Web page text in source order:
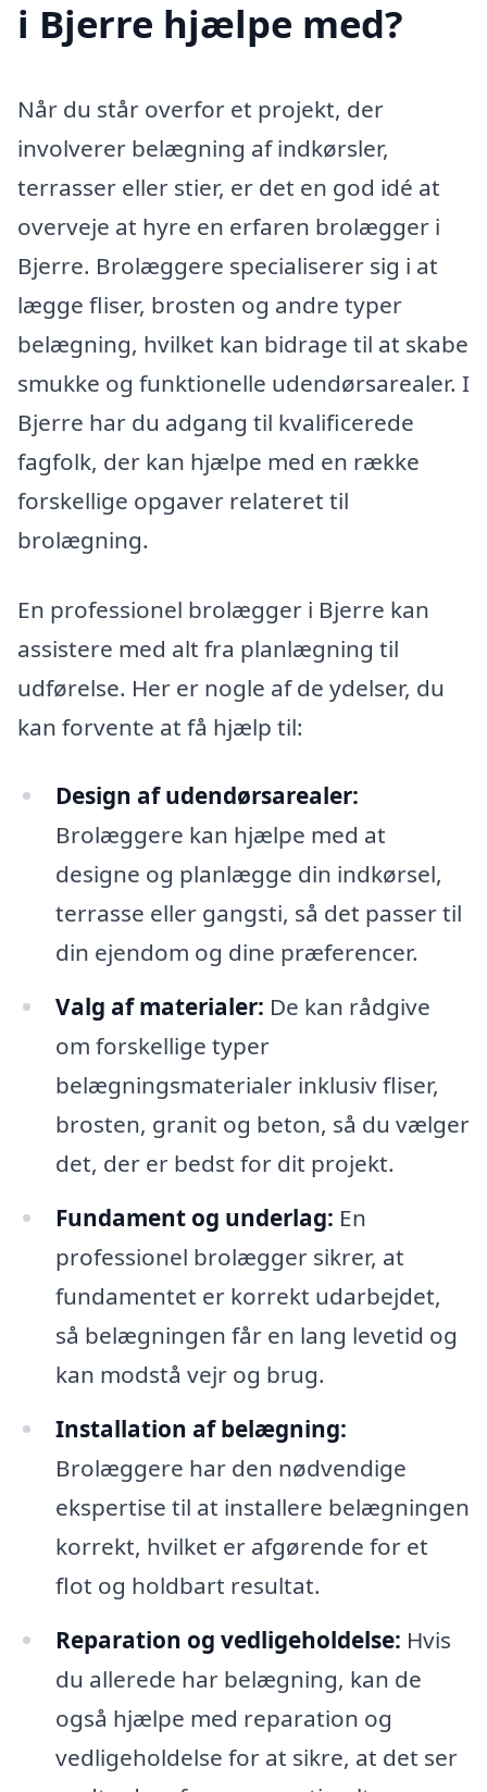
i Bjerre hjælpe med?
Når du står overfor et projekt, der
involverer belægning af indkørsler,
terrasser eller stier, er det en god idé at
overveje at hyre en erfaren brolægger i
Bjerre. Brolæggere specialiserer sig i at
lægge fliser, brosten og andre typer
belægning, hvilket kan bidrage til at skabe
smukke og funktionelle udendørsarealer. I
Bjerre har du adgang til kvalificerede
fagfolk, der kan hjælpe med en række
forskellige opgaver relateret til
brolægning.
En professionel brolægger i Bjerre kan
assistere med alt fra planlægning til
udførelse. Her er nogle af de ydelser, du
kan forvente at få hjælp til:
Design af udendørsarealer:
Brolæggere kan hjælpe med at
designe og planlægge din indkørsel,
terrasse eller gangsti, så det passer til
din ejendom og dine præferencer.
Valg af materialer: De kan rådgive
om forskellige typer
belægningsmaterialer inklusiv fliser,
brosten, granit og beton, så du vælger
det, der er bedst for dit projekt.
Fundament og underlag: En
professionel brolægger sikrer, at
fundamentet er korrekt udarbejdet,
så belægningen får en lang levetid og
kan modstå vejr og brug.
Installation af belægning:
Brolæggere har den nødvendige
ekspertise til at installere belægningen
korrekt, hvilket er afgørende for et
flot og holdbart resultat.
Reparation og vedligeholdelse: Hvis
du allerede har belægning, kan de
også hjælpe med reparation og
vedligeholdelse for at sikre, at det ser